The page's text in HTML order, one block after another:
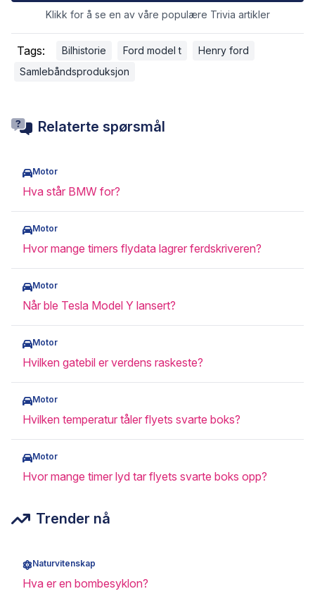
Klikk for å se en av våre populære Trivia artikler
Tags: Bilhistorie Ford model t
Henry ford
Samlebåndsproduksjon
Relaterte spørsmål
Motor
Hva står BMW for?
Motor
Hvor mange timers flydata lagrer ferdskriveren?
Motor
Når ble Tesla Model Y lansert?
Motor
Hvilken gatebil er verdens raskeste?
Motor
Hvilken temperatur tåler flyets svarte boks?
Motor
Hvor mange timer lyd tar flyets svarte boks opp?
Trender nå
Naturvitenskap
Hva er en bombesyklon?